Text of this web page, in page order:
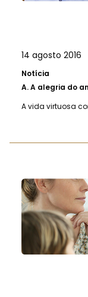
14 agosto 2016
Notícia
A.A alegria do
A vida virtuosa